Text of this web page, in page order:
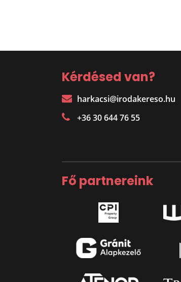
Kérdésed van?
harkacsi@irodakereso.hu
+36 30 644 76 55
Fő partnereink